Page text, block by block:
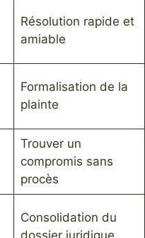
Résolution rapide et
amiable
Formalisation de la
plainte
Trouver un
compromis sans
procès
Consolidation du
dossier juridique